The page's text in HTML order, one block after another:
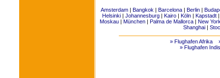
Amsterdam| Bangkok | Barcelona| Berlin|
Helsinki | Johannesburg | Kairo | Köln | Kapstadt
Moskau| München| Palma de Mallorca| New
Shanghai|
» Flughafen Afrika
» Flughafen